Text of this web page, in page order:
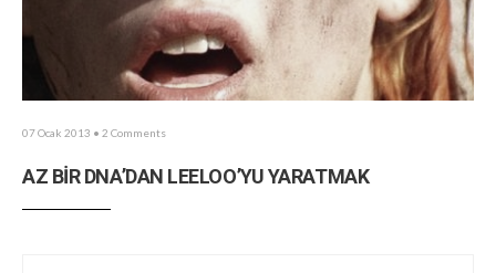
07 Ocak 2013 • 2 Comments
AZ BİR DNA’DAN LEELOO’YU YARATMAK